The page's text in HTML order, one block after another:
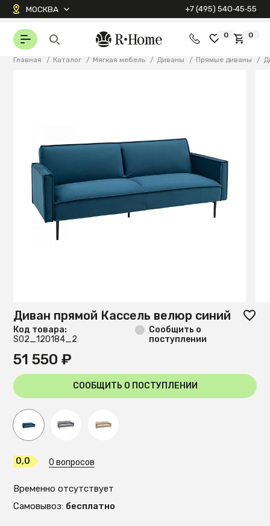
МОСКВА +7 (495) 540‑45‑55
0 0
Главная / Каталог / Мягкая мебель / Диваны / Прямые диваны /
Диван прямой Кассель велюр синий
Код товара:
S02_120184_2
Сообщить о
поступлении
51 550 ₽
СООБЩИТЬ О ПОСТУПЛЕНИИ
0,0 0 вопросов
Временно отсутствует
Самовывоз: бесплатно